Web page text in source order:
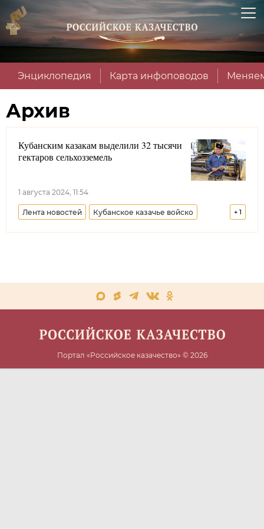
Энциклопедия Карта инфоповодов
Архив
Кубанским казакам выделили 32 тысячи
гектаров сельхозземель
1 августа 2024, 11:54
+ 1
Лента новостей Кубанское казачье войско
Краснодарский край
Портал «Российское казачество» © 2026